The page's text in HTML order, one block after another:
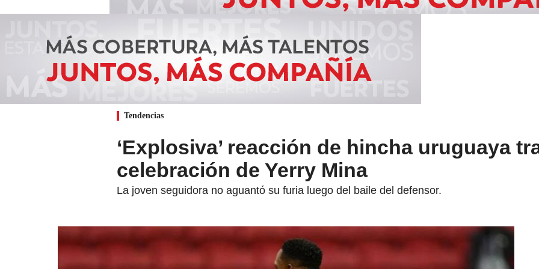
Tendencias
‘Explosiva’ reacción de hincha uruguaya
celebración de Yerry Mina
La joven seguidora no aguantó su furia luego del baile del defensor.